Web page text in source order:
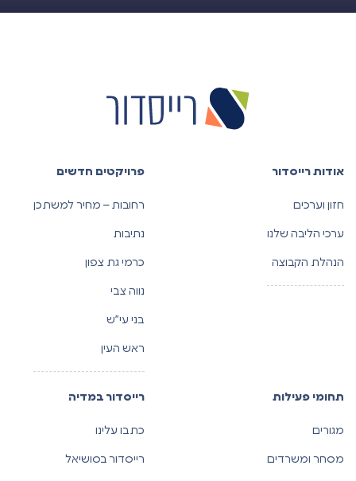
אודות רייסדור
חזון וערכים
ערכי הליבה שלנו
הנהלת הקבוצה
פרויקטים חדשים
רחובות – מחיר למשתכן
נתיבות
כרמי גת צפון
נווה צבי
בני עי”ש
ראש העין
תחומי פעילות
מגורים
מסחר ומשרדים
רייסדור במדיה
כתבו עלינו
רייסדור בסושיאל